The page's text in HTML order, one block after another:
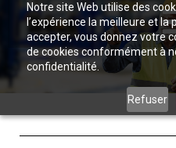
Notre site Web utilise des
l’expérience la meilleure et
accepter, vous donnez votre
de cookies conformément à
confidentialité.
Refuser